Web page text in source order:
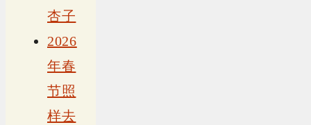
杏子
2026
年春
节照
样去